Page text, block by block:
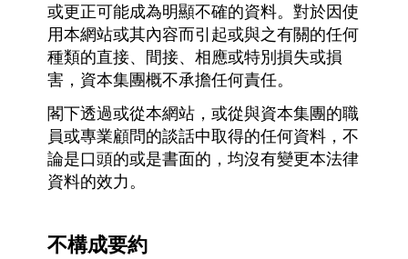
或更正可能成為明顯不確的資料。對於因使
用本網站或其內容而引起或與之有關的任何
種類的直接、間接、相應或特別損失或損
害，資本集團概不承擔任何責任。
閣下透過或從本網站，或從與資本集團的職
員或專業顧問的談話中取得的任何資料，不
論是口頭的或是書面的，均沒有變更本法律
資料的效力。
不構成要約